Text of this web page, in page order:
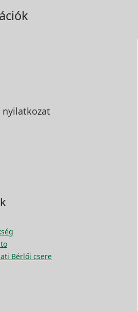
nyilatkozat
Bérlői csere